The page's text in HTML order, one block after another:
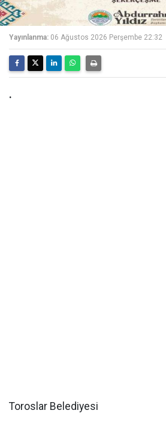
Yayınlanma: 06 Ağustos 2026 Perşembe 22:32
.
Toroslar Belediyesi